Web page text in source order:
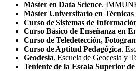
Máster en Data Science.
Máster Universitario en Técnicas
Curso de Sistemas de
Curso Básico de Enseñanza en
Curso de Teledetección,
Curso de Aptitud Pedagógica.
Geodesia. Escuela de Geodesia y
Teniente de la Escala Superior